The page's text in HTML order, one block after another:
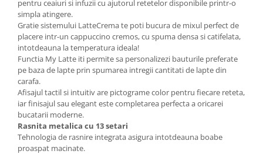
pentru ceaiuri si infuzii cu ajutorul retetelor disponibile printr-o
simpla atingere.
Gratie sistemului LatteCrema te poti bucura de mixul perfect de
placere intr-un cappuccino cremos, cu spuma densa si catifelata,
intotdeauna la temperatura ideala!
Functia My Latte iti permite sa personalizezi bauturile preferate
pe baza de lapte prin spumarea intregii cantitati de lapte din
carafa.
Afisajul tactil si intuitiv are pictograme color pentru fiecare reteta,
iar finisajul sau elegant este completarea perfecta a oricarei
bucatarii moderne.
Rasnita metalica cu 13 setari
Tehnologia de rasnire integrata asigura intotdeauna boabe
proaspat macinate.